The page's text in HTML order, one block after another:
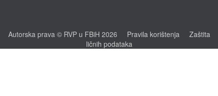
Autorska prava © RVP u FBiH 2026 Pravila korištenja
Zaštita
ličnih podataka